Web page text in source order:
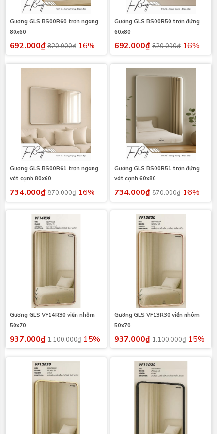
Gương GLS BS00R60 trơn ngang
80x60
692.000₫ 820.000₫ 16%
Gương GLS BS00R50 trơn đứng
60x80
692.000₫ 820.000₫ 16%
Gương GLS BS00R61 trơn ngang
vát cạnh 80x60
734.000₫ 870.000₫ 16%
Gương GLS BS00R51 trơn đứng
vát cạnh 60x80
734.000₫ 870.000₫ 16%
Gương GLS VF14R30 viền nhôm
50x70
937.000₫ 1.100.000₫ 15%
Gương GLS VF13R30 viền nhôm
50x70
937.000₫ 1.100.000₫ 15%